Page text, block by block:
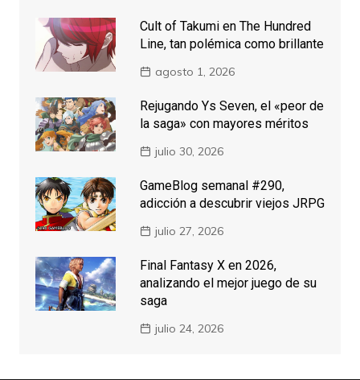
Cult of Takumi en The Hundred
Line, tan polémica como brillante
agosto 1, 2026
Rejugando Ys Seven, el «peor de
la saga» con mayores méritos
julio 30, 2026
GameBlog semanal #290,
adicción a descubrir viejos JRPG
julio 27, 2026
Final Fantasy X en 2026,
analizando el mejor juego de su
saga
julio 24, 2026